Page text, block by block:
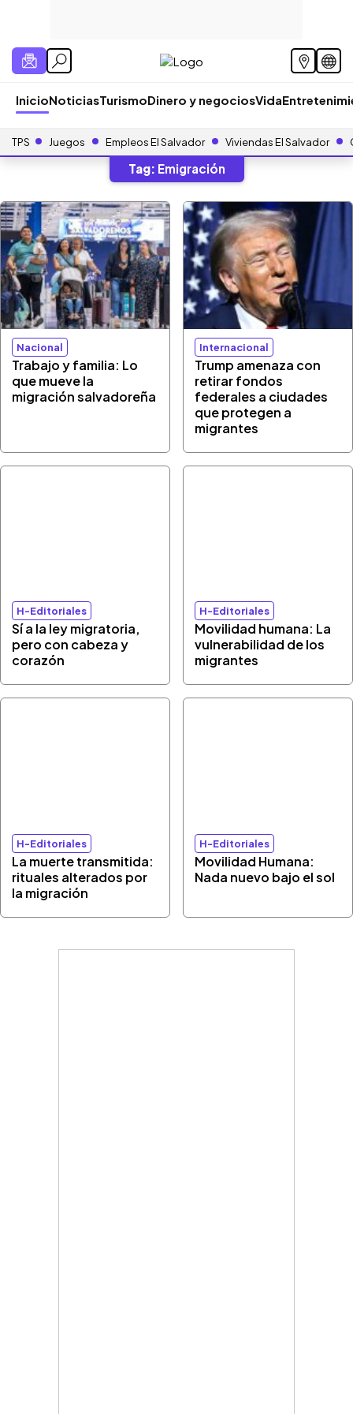
InicioNoticiasTurismoDinero y negociosVida
TPS Juegos Empleos El Salvador Viviendas El Salvador
Tag: Emigración
Nacional
Trabajo y familia: Lo
que mueve la
migración salvadoreña
Internacional
Trump amenaza con
retirar fondos
federales a ciudades
que protegen a
migrantes
H-Editoriales
Sí a la ley migratoria,
pero con cabeza y
corazón
H-Editoriales
Movilidad humana: La
vulnerabilidad de los
migrantes
H-Editoriales
La muerte transmitida:
rituales alterados por
la migración
H-Editoriales
Movilidad Humana:
Nada nuevo bajo el sol